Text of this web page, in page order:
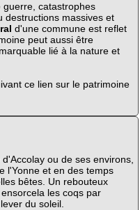
guerre, catastrophes
destructions massives et
d'une commune est reflet
peut aussi être
lié à la nature et
ce lien sur le patrimoine
ou de ses environs,
l'Yonne et en des temps
bêtes. Un rebouteux
les coqs par
du soleil.